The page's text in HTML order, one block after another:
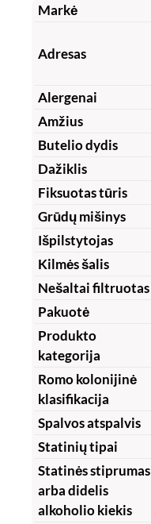
Markė
Adresas
Alergenai
Amžius
Butelio dydis
Dažiklis
Fiksuotas tūris
Grūdų mišinys
Išpilstytojas
Kilmės šalis
Nešaltai filtruotas
Pakuotė
Produkto
kategorija
Romo kolonijinė
klasifikacija
Spalvos atspalvis
Statinių tipai
Statinės stiprumas
arba didelis
alkoholio kiekis